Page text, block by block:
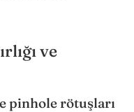
ve
pinhole rötuşları